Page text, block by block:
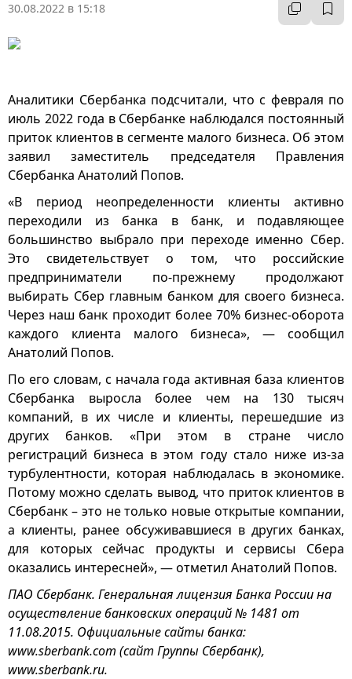
30.08.2022 в 15:18
Аналитики Сбербанка подсчитали, что с февраля по
июль 2022 года в Сбербанке наблюдался постоянный
приток клиентов в сегменте малого бизнеса. Об этом
заявил заместитель председателя Правления
Сбербанка Анатолий Попов.
«В период неопределенности клиенты активно
переходили из банка в банк, и подавляющее
большинство выбрало при переходе именно Сбер.
Это свидетельствует о том, что российские
предприниматели по-прежнему продолжают
выбирать Сбер главным банком для своего бизнеса.
Через наш банк проходит более 70% бизнес-оборота
каждого клиента малого бизнеса», — сообщил
Анатолий Попов.
По его словам, с начала года активная база клиентов
Сбербанка выросла более чем на 130 тысяч
компаний, в их числе и клиенты, перешедшие из
других банков. «При этом в стране число
регистраций бизнеса в этом году стало ниже из-за
турбулентности, которая наблюдалась в экономике.
Потому можно сделать вывод, что приток клиентов в
Сбербанк – это не только новые открытые компании,
а клиенты, ранее обсуживавшиеся в других банках,
для которых сейчас продукты и сервисы Сбера
оказались интересней», — отметил Анатолий Попов.
ПАО Сбербанк. Генеральная лицензия Банка России на
осуществление банковских операций № 1481 от
11.08.2015. Официальные сайты банка:
www.sberbank.com (сайт Группы Сбербанк),
www.sberbank.ru.